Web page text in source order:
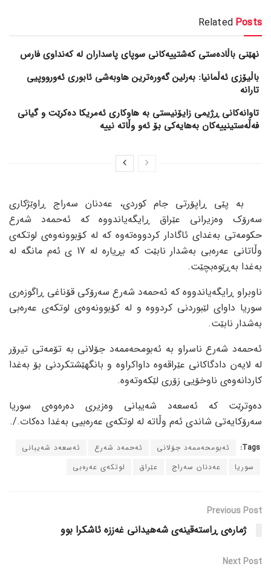
Related Posts
نهێنی باڵادەستی کەشتییەکانی سوپای پاسداران لە کەنداوی فارس
باڵیۆزی ئەڵمانیا: بەرلین گەورەترین هاوبەشی ئابوری ئەورووپیی
تارانە
تاوانەکانی ڕژیمی زایۆنیستی بە هاوکاری ئەمریکا دەکرێت و گیانی
فەڵەستینییەکان بەهایەکی بۆ ئەو وڵاتە نییە
بە پێی ڕاپۆرتی جام کوردی، عەدنان سەراج ڕاوێژکاری
سەرۆک وەزیرانی عێراق ڕایگەیاندووە کە ئەحمەد شەرع
حکومەتی بەغدای ئاگادار کردووەتەوە کە لە کۆبوونەوەی لوتکەی
وڵاتانی عەرەبی بەشدار نابێت کە بڕیارە لە 17 ی ئەم مانگە لە
بەغدا بەڕێوەبچێت.
ناوبراو ڕایگەیاندووە کە ئەحمەد شەرع سەرۆکی قۆناغی ڕاگوزەری
سوریا داوای لێبوردنی کردووە و لە کۆبوونەوەی لوتکەی عەرەبی
بەشدار نابێت.
ئەحمەد شەرع ناسراو بە ئەبومحەممەد جۆلانی بە تۆمەتی تیرۆر
لە لایەن دادگاکانی عێراقەوە داواکراوە و بانگهێشتکردنی بۆ بەغدا
کاردانەوەی ناوخۆیی زۆری لێکەوتەوە.
دەوترێت کە ئەسعەد شەیبانی وەزیری دەرەوەی سوریا
سەرۆکایەتی شاندی ئەم وڵاتە لە لوتکەی عەرەبیی بەغدا دەکات./.
Tags: ئەبومحەممەد جۆلانی ئەحمەد شەرع
ئەسعەد شەیبانی
سوریا
عەدنان سەراج عێراق لوتکەی عەرەبی
Previous Post
ژمارەی ڕاستەقینەی شەهیدانی غەززە ئاشکرا بوو
Next Post